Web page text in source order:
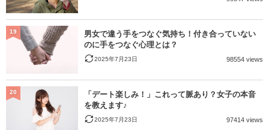
男女で違う手をつなぐ気持ち！付き合っていない
のに手をつなぐ心理とは？
2025年7月23日 98554 views
19
「デート楽しみ！」これって脈あり？女子の本音
を教えます♪
2025年7月23日 97414 views
20